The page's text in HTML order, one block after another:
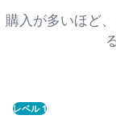
購入が多いほど
レベル 1